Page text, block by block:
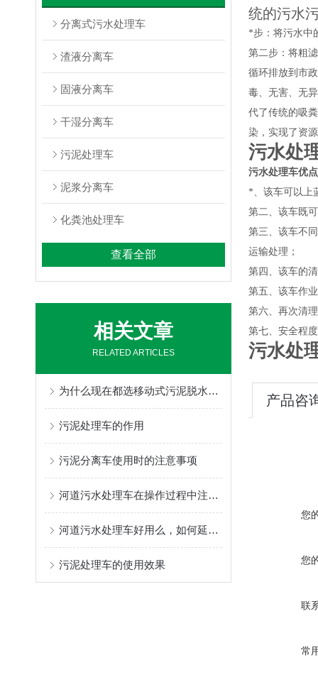
分离式污水处理车
渣液分离车
固液分离车
干湿分离车
污泥处理车
泥浆分离车
化粪池处理车
查看全部
相关文章
RELATED ARTICLES
为什么现在都选移动式污泥脱水车？
污泥处理车的作用
污泥分离车使用时的注意事项
河道污水处理车在操作过程中注意的问题
河道污水处理车好用么，如何延长使用寿命
污泥处理车的使用效果
统的污水
*步：将污水中
第二步：将粗
循环排放到市
毒、无害、无
代了传统的吸
染，实现了资
污水处
污水处理车优
*、该车可以上
第二、该车既
第三、该车不
运输处理；
第四、该车的
第五、该车作
第六、再次清
第七、安全程
污水处
产品咨
您
您
联
常